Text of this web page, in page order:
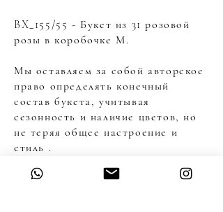
BX_155/55 - Букет из 31 розовой
розы в коробочке М.
Мы оставляем за собой авторское
право определять конечный
состав букета, учитывая
сезонность и наличие цветов, но
не теряя общее настроение и
стиль .